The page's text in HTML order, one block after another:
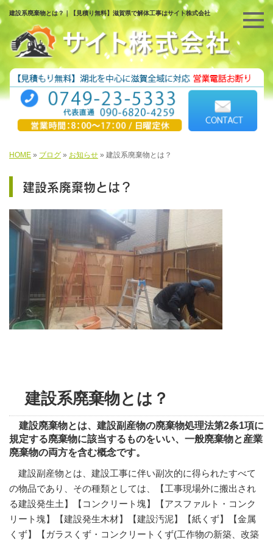
建設系廃棄物とは？｜【見積り無料】滋賀県で解体工事はサイト株式会社
HOME » ブログ » お知らせ » 建設系廃棄物とは？
建設系廃棄物とは？
建設系廃棄物とは？
建設廃棄物とは、建設副産物の廃棄物処理法第2条1項に
規定する廃棄物に該当するものをいい、一般廃棄物と産業
廃棄物の両方を含む概念です。
建設副産物とは、建設工事に伴い副次的に得られたすべて
の物品であり、その種類としては、【工事現場外に搬出され
る建設発生土】【コンクリート塊】【アスファルト・コンク
リート塊】【建設発生木材】【建設汚泥】【紙くず】【金属
くず】【ガラスくず・コンクリートくず(工作物の新築、改築